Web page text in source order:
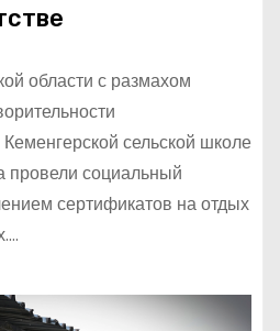
области с размахом
сельской школе
провели социальный
сертификатов на отдых